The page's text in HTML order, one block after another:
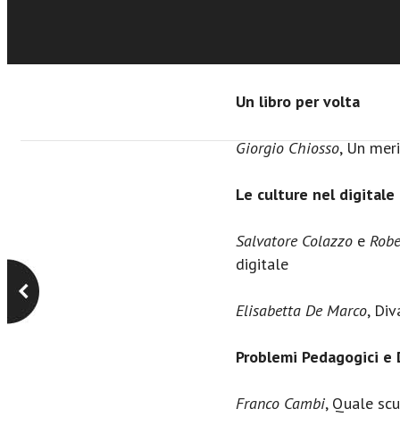
Un libro per volta
Giorgio Chiosso, Un
Le culture nel digitale
Salvatore Colazzo e
digitale
Elisabetta De Marco,
Problemi Pedagogici
Franco Cambi, Quale